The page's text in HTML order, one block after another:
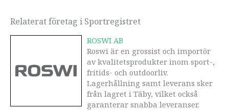
Relaterat företag i Sportregistret
ROSWI AB
Roswi är en grossist och importör
av kvalitetsprodukter inom sport-,
fritids- och outdoorliv.
Lagerhållning samt leverans sker
från lagret i Täby, vilket också
garanterar snabba leveranser.